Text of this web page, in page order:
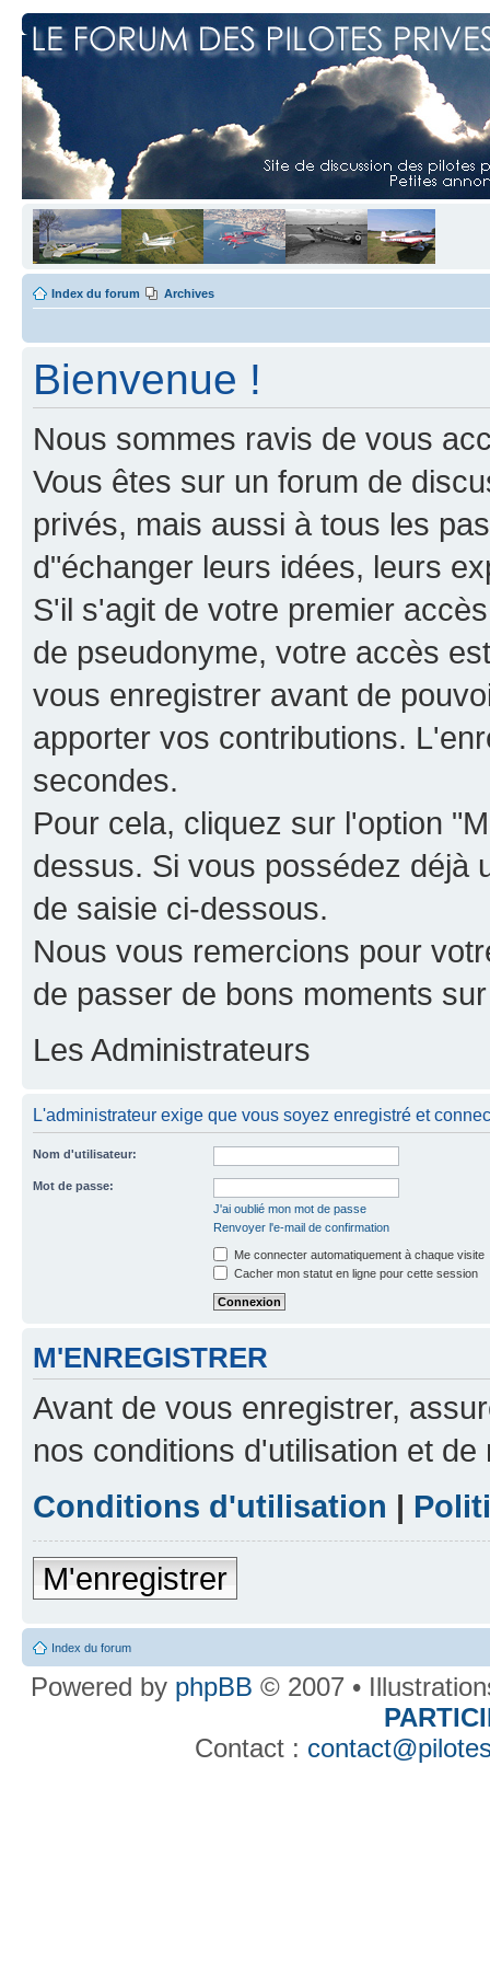
Index du forum Archives
Bienvenue !
Nous sommes ravis de vous
Vous êtes sur un forum de
privés, mais aussi à tous les
d"échanger leurs idées, leurs
S'il s'agit de votre premier
de pseudonyme, votre accès
vous enregistrer avant de
apporter vos contributions.
secondes.
Pour cela, cliquez sur l'option
dessus. Si vous possédez déjà
de saisie ci-dessous.
Nous vous remercions pour
de passer de bons moments
Les Administrateurs
L'administrateur exige que vous soyez enregistré et
Nom d'utilisateur:
Mot de passe:
J'ai oublié mon mot de passe
Renvoyer l'e-mail de confirmation
Me connecter automatiquement à chaque visite
Cacher mon statut en ligne pour cette session
M'ENREGISTRER
Avant de vous enregistrer,
nos conditions d'utilisation et
Conditions d'utilisation |
M'enregistrer
Index du forum
Powered by phpBB © 2007 •
Contact :